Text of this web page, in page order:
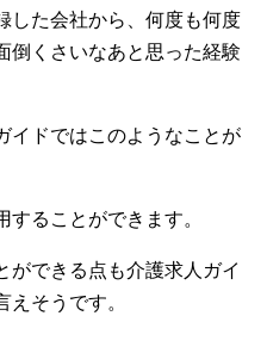
した会社から、何度も何度
倒くさいなあと思った経験
イドではこのようなことが
ることができます。
ができる点も介護求人ガイ
えそうです。